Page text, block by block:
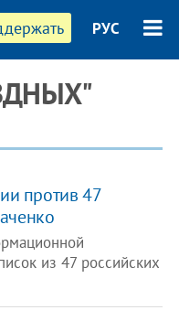
РУС
против 47
из 47 российских